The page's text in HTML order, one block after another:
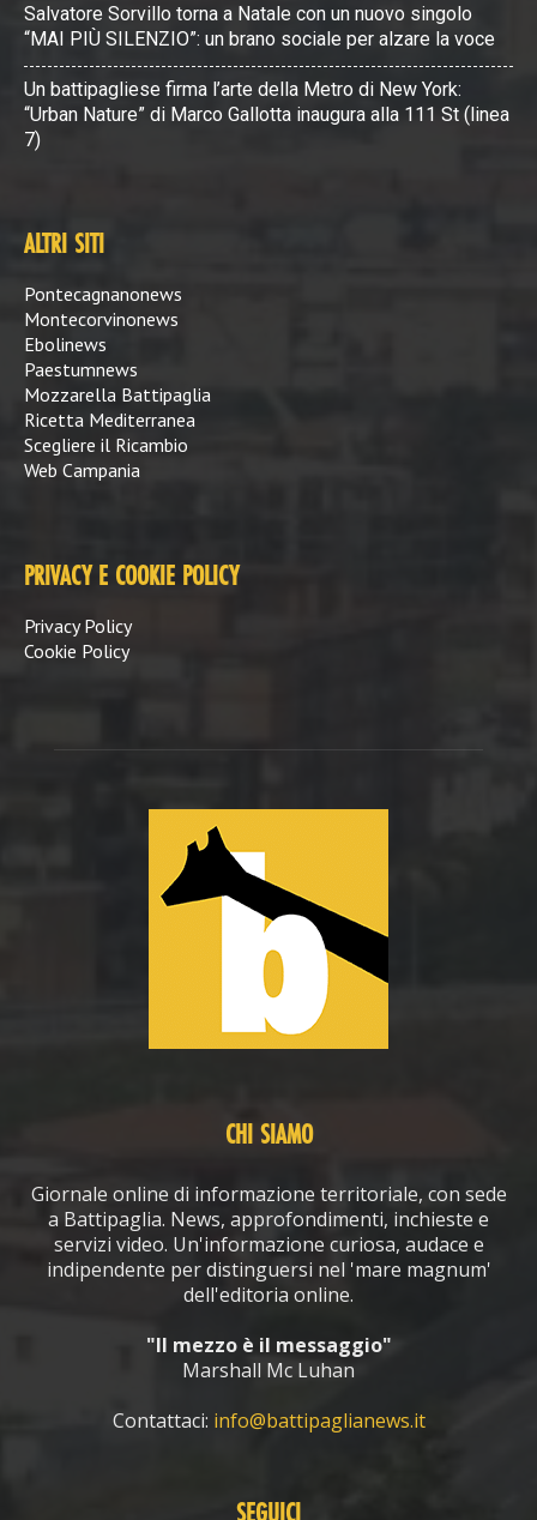
Salvatore Sorvillo torna a Natale con un nuovo singolo
“MAI PIÙ SILENZIO”: un brano sociale per alzare la voce
Un battipagliese firma l’arte della Metro di New York:
“Urban Nature” di Marco Gallotta inaugura alla 111 St (linea
7)
ALTRI SITI
Pontecagnanonews
Montecorvinonews
Ebolinews
Paestumnews
Mozzarella Battipaglia
Ricetta Mediterranea
Scegliere il Ricambio
Web Campania
PRIVACY E COOKIE POLICY
Privacy Policy
Cookie Policy
CHI SIAMO
Giornale online di informazione territoriale, con sede
a Battipaglia. News, approfondimenti, inchieste e
servizi video. Un'informazione curiosa, audace e
indipendente per distinguersi nel 'mare magnum'
dell'editoria online.
"Il mezzo è il messaggio"
Marshall Mc Luhan
Contattaci: info@battipaglianews.it